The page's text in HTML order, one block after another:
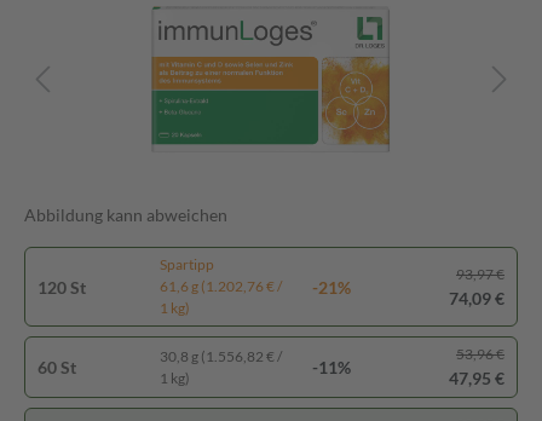
Abbildung kann abweichen
120 St
Spartipp
61,6 g (1.202,76 € /
1 kg)
-21%
93,97 €
74,09 €
60 St
30,8 g (1.556,82 € /
1 kg)
-11%
53,96 €
47,95 €